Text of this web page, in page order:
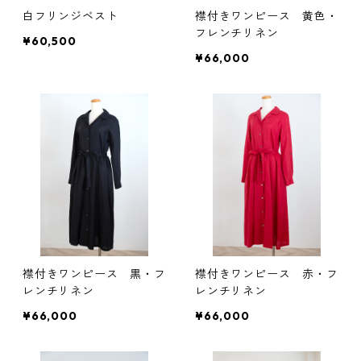
白フリンジベスト
¥60,500
襟付きワンピース 黄色・
フレンチリネン
¥66,000
襟付きワンピース 黒・フ
レンチリネン
¥66,000
襟付きワンピース 赤・フ
レンチリネン
¥66,000